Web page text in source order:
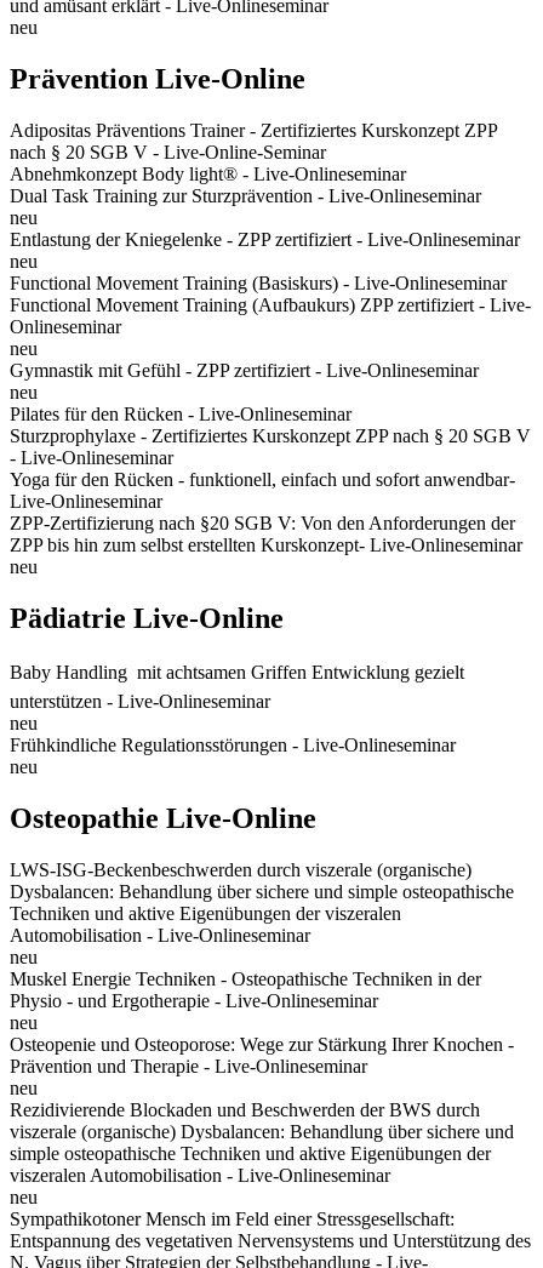
und amüsant erklärt - Live-Onlineseminar
neu
Prävention Live-Online
Adipositas Präventions Trainer - Zertifiziertes Kurskonzept ZPP
nach § 20 SGB V - Live-Online-Seminar
Abnehmkonzept Body light® - Live-Onlineseminar
Dual Task Training zur Sturzprävention - Live-Onlineseminar
neu
Entlastung der Kniegelenke - ZPP zertifiziert - Live-Onlineseminar
neu
Functional Movement Training (Basiskurs) - Live-Onlineseminar
Functional Movement Training (Aufbaukurs) ZPP zertifiziert - Live-
Onlineseminar
neu
Gymnastik mit Gefühl - ZPP zertifiziert - Live-Onlineseminar
neu
Pilates für den Rücken - Live-Onlineseminar
Sturzprophylaxe - Zertifiziertes Kurskonzept ZPP nach § 20 SGB V
- Live-Onlineseminar
Yoga für den Rücken - funktionell, einfach und sofort anwendbar-
Live-Onlineseminar
ZPP-Zertifizierung nach §20 SGB V: Von den Anforderungen der
ZPP bis hin zum selbst erstellten Kurskonzept- Live-Onlineseminar
neu
Pädiatrie Live-Online
Baby Handling  mit achtsamen Griffen Entwicklung gezielt
unterstützen - Live-Onlineseminar
neu
Frühkindliche Regulationsstörungen - Live-Onlineseminar
neu
Osteopathie Live-Online
LWS-ISG-Beckenbeschwerden durch viszerale (organische)
Dysbalancen: Behandlung über sichere und simple osteopathische
Techniken und aktive Eigenübungen der viszeralen
Automobilisation - Live-Onlineseminar
neu
Muskel Energie Techniken - Osteopathische Techniken in der
Physio - und Ergotherapie - Live-Onlineseminar
neu
Osteopenie und Osteoporose: Wege zur Stärkung Ihrer Knochen -
Prävention und Therapie - Live-Onlineseminar
neu
Rezidivierende Blockaden und Beschwerden der BWS durch
viszerale (organische) Dysbalancen: Behandlung über sichere und
simple osteopathische Techniken und aktive Eigenübungen der
viszeralen Automobilisation - Live-Onlineseminar
neu
Sympathikotoner Mensch im Feld einer Stressgesellschaft:
Entspannung des vegetativen Nervensystems und Unterstützung des
N. Vagus über Strategien der Selbstbehandlung - Live-